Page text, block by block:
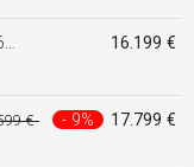
16.199 €
€ - 9% 17.799 €